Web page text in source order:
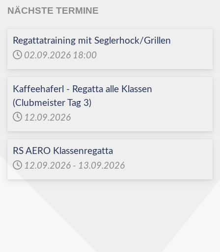
NÄCHSTE TERMINE
Regattatraining mit Seglerhock/Grillen
02.09.2026 18:00
Kaffeehaferl - Regatta alle Klassen
(Clubmeister Tag 3)
12.09.2026
RS AERO Klassenregatta
12.09.2026 - 13.09.2026